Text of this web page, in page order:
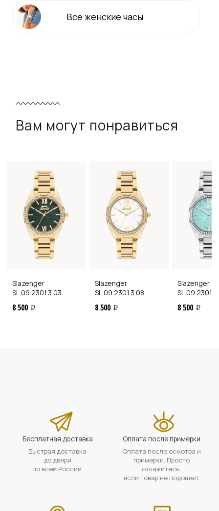
Все женские часы
Вам могут понравиться
Slazenger
SL.09.2301.3.03
8 500 i
Slazenger
SL.09.2301.3.08
8 500 i
Slazenger
8 500 i
Бесплатная доставка
Быстрая доставка
до двери
по всей России.
Оплата после примерки
Оплата после осмотра и
примерки. Просто
откажитесь,
если товар не подошел.